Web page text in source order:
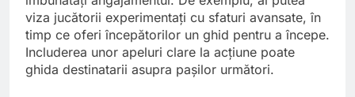
viza jucătorii experimentați cu sfaturi avansate, în
timp ce oferi începătorilor un ghid pentru a începe.
Includerea unor apeluri clare la acțiune poate
ghida destinatarii asupra pașilor următori.